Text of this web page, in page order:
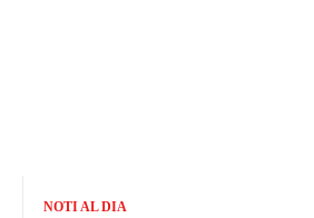
NOTI AL DIA